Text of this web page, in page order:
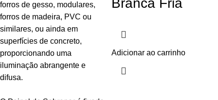
forros de gesso, modulares,
forros de madeira, PVC ou
similares, ou ainda em
superfícies de concreto,
proporcionando uma
iluminação abrangente e
difusa.
Branca Fria
Adicionar ao carrinho